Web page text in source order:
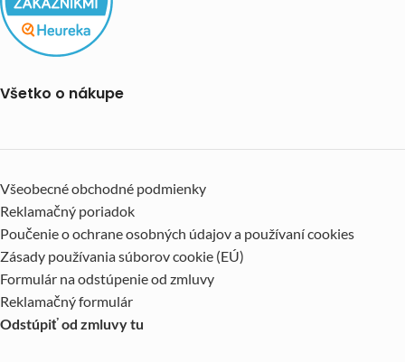
Všetko o nákupe
Všeobecné obchodné podmienky
Reklamačný poriadok
Poučenie o ochrane osobných údajov a používaní cookies
Zásady používania súborov cookie (EÚ)
Formulár na odstúpenie od zmluvy
Reklamačný formulár
Odstúpiť od zmluvy tu